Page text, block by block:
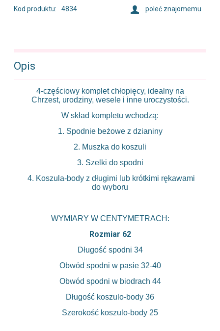
Kod produktu:
4834
poleć znajomemu
Opis
4-częściowy komplet chłopięcy, idealny na
Chrzest, urodziny, wesele i inne uroczystości.
W skład kompletu wchodzą:
1. Spodnie beżowe z dzianiny
2. Muszka do koszuli
3. Szelki do spodni
4. Koszula-body z długimi lub krótkimi rękawami
do wyboru
WYMIARY W CENTYMETRACH:
Rozmiar 62
Długość spodni 34
Obwód spodni w pasie 32-40
Obwód spodni w biodrach 44
Długość koszulo-body 36
Szerokość koszulo-body 25